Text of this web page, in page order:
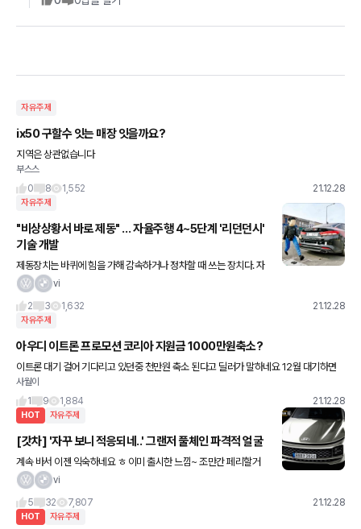
자유주제
ix50 구할수 잇는 매장 잇을까요?
지역은 상관없습니다
부스스
0
8 1,552 21.12.28
자유주제
"비상상황서 바로 제동" … 자율주행 4~5단계 '리던던시'
기술 개발
제동장치는 바퀴에 힘을 가해 감속하거나 정차할 때 쓰는 장치다. 자
동차가 처음 만들어진 순간부터 지금까지 가장 중요한 안전장치다.
차
vi
2
3 1,632 21.12.28
자유주제
아우디 이트론 프로모션 코리아 지원금 1000만원축소?
이트론 대기 걸어 기다리고 있던중 천만원 축소 된다고 딜러가 말하네요 12월 대기하면
프로모션으로 할인률 12월로 적용해준다고 해놓고 아우디 코리아가 축소했다고 하는데
사월이
1
9 1,884 21.12.28
HOT 자유주제
[갓차] '자꾸 보니 적응되네..' 그랜저 풀체인 파격적 얼굴
계속 바서 이젠 익숙하네요 ㅎ 이미 출시한 느낌~ 조만간 페리할거
같은..
vi
5
32 7,807 21.12.28
HOT 자유주제